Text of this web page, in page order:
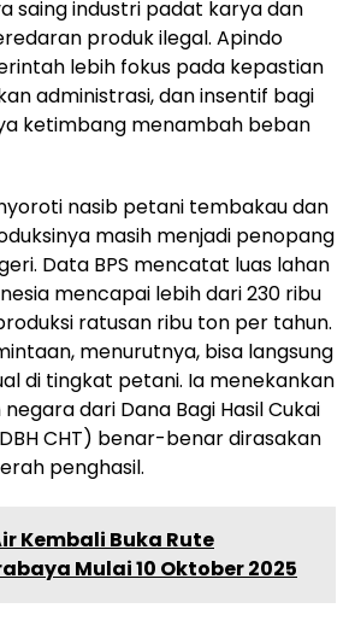
saing industri padat karya dan
produk ilegal. Apindo
lebih fokus pada kepastian
administrasi, dan insentif bagi
ketimbang menambah beban
nasib petani tembakau dan
masih menjadi penopang
Data BPS mencatat luas lahan
mencapai lebih dari 230 ribu
ratusan ribu ton per tahun.
menurutnya, bisa langsung
di tingkat petani. Ia menekankan
dari Dana Bagi Hasil Cukai
CHT) benar-benar dirasakan
penghasil.
Kembali Buka Rute
Mulai 10 Oktober 2025